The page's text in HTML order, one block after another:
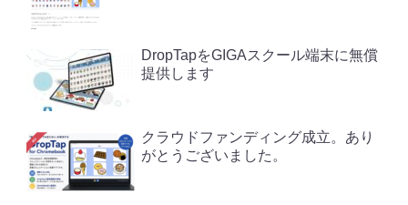
DropTapをGIGAスクール端末に無償
提供します
クラウドファンディング成立。あり
がとうございました。